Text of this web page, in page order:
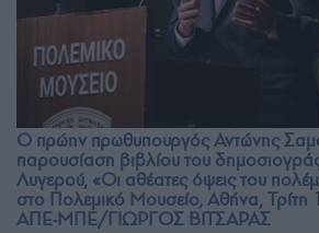
Ο πρώην πρωθυπουργός Αντώνης
παρουσίαση βιβλίου του
Λυγερού, «Οι αθέατες όψεις του
στο Πολεμικό Μουσείο, Αθήνα, Τρίτη
ΑΠΕ-ΜΠΕ/ΓΙΩΡΓΟΣ ΒΙΤΣΑΡΑΣ